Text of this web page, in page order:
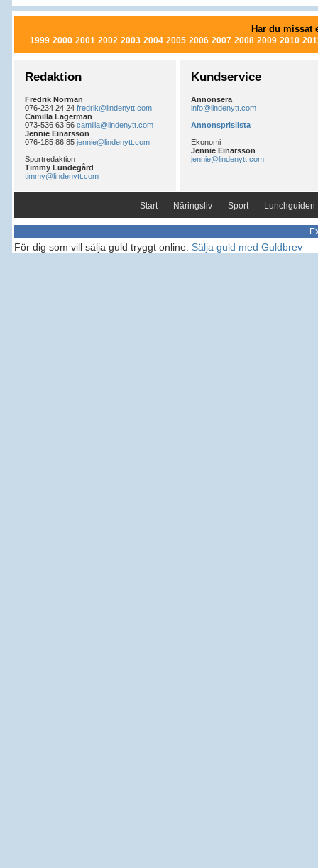
Har du missat
1999 2000 2001 2002 2003 2004 2005 2006 2007 2008 2009 2010
Redaktion
Fredrik Norman
076-234 24 24 fredrik@lindenytt.com
Camilla Lagerman
073-536 63 56 camilla@lindenytt.com
Jennie Einarsson
076-185 86 85 jennie@lindenytt.com
Sportredaktion
Timmy Lundegård
timmy@lindenytt.com
Kundservice
Annonsera
info@lindenytt.com
Annonsprislista
Ekonomi
Jennie Einarsson
jennie@lindenytt.com
Start Näringsliv Sport Lunchguiden
För dig som vill sälja guld tryggt online: Sälja guld med Guldbrev